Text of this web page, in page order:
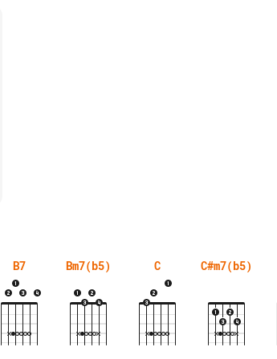
B7 Bm7(b5) C C#m7(b5)